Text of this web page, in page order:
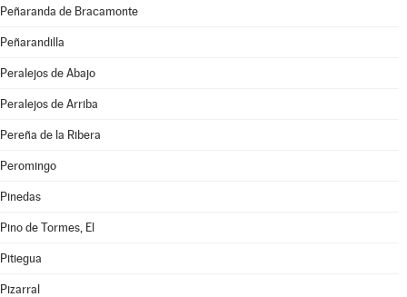
Peñaranda de Bracamonte
Peñarandilla
Peralejos de Abajo
Peralejos de Arriba
Pereña de la Ribera
Peromingo
Pinedas
Pino de Tormes, El
Pitiegua
Pizarral